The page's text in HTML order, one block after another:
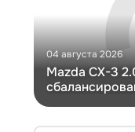
04 августа 2026
Mazda CX-3